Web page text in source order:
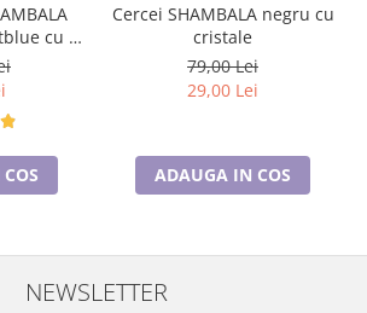
cu 2
cristale
Cercei SHAMBALA negru cu
cristale
79,00 Lei
29,00 Lei
ADAUGA IN COS
NEWSLETTER